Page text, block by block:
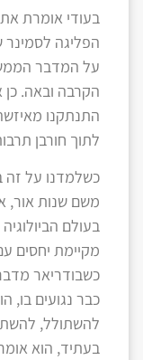
בעודי אומרת
הפליגה לסמינר
על המדבר
הקרבה ובאה. כן
התנתקנו
לתוך חורבן
כשלמדנו על זה
משם שנות אור,
בעולם
מקיימת יחסים
כשבודריאר
כבר נגועים
להשתולל,
בעתיד, הוא